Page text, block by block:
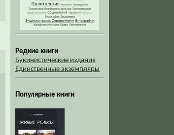
Редкие книги
Букинистические издания
Единственные экземпляры
Популярные книги